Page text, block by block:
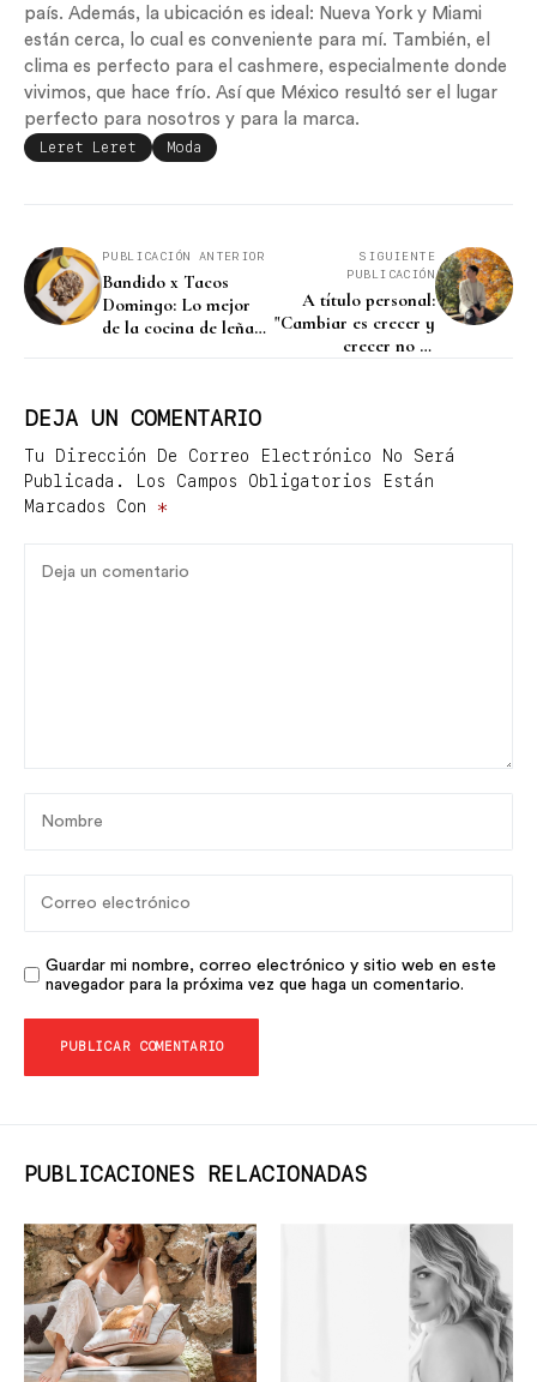
país. Además, la ubicación es ideal: Nueva York y Miami
están cerca, lo cual es conveniente para mí. También, el
clima es perfecto para el cashmere, especialmente donde
vivimos, que hace frío. Así que México resultó ser el lugar
perfecto para nosotros y para la marca.
Leret Leret Moda
PUBLICACIÓN ANTERIOR
Bandido x Tacos
Domingo: Lo mejor
de la cocina de leña,
SIGUIENTE
PUBLICACIÓN
A título personal:
"Cambiar es crecer y
crecer no es
DEJA UN COMENTARIO
Tu Dirección De Correo Electrónico No Será
Publicada.
Los Campos Obligatorios Están
Marcados Con *
Guardar mi nombre, correo electrónico y sitio web en este
navegador para la próxima vez que haga un comentario.
PUBLICACIONES RELACIONADAS